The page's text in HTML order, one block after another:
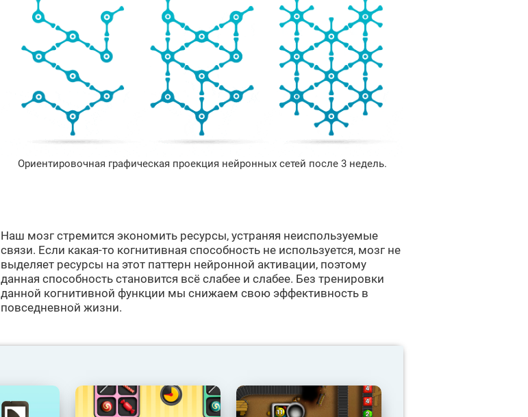
Ориентировочная графическая проекция нейронных сетей после 3 недель.
Наш мозг стремится экономить ресурсы, устраняя неиспользуемые
связи. Если какая-то когнитивная способность не используется, мозг не
выделяет ресурсы на этот паттерн нейронной активации, поэтому
данная способность становится всё слабее и слабее. Без тренировки
данной когнитивной функции мы снижаем свою эффективность в
повседневной жизни.